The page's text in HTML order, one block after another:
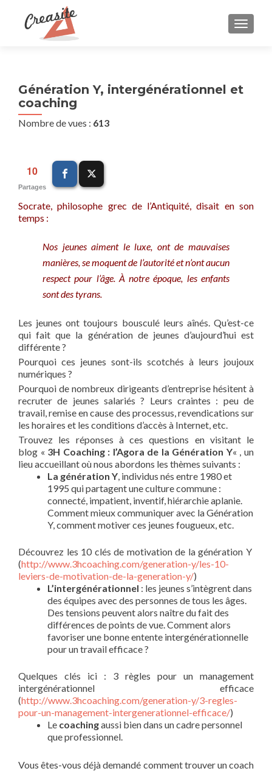
Génération Y, intergénérationnel et
coaching
Nombre de vues : 613
10
Partages
Socrate, philosophe grec de l’Antiquité, disait en son
temps :
Nos jeunes aiment le luxe, ont de mauvaises
manières, se moquent de l’autorité et n’ont aucun
respect pour l’âge. À notre époque, les enfants
sont des tyrans.
Les jeunes ont toujours bousculé leurs aînés. Qu’est-ce
qui fait que la génération de jeunes d’aujourd’hui est
différente ?
Pourquoi ces jeunes sont-ils scotchés à leurs joujoux
numériques ?
Pourquoi de nombreux dirigeants d’entreprise hésitent à
recruter de jeunes salariés ? Leurs craintes : peu de
travail, remise en cause des processus, revendications sur
les horaires et les conditions d’accès à Internet, etc.
Trouvez les réponses à ces questions en visitant le
blog « 3H Coaching : l’Agora de la Génération Y« , un
lieu accueillant où nous abordons les thèmes suivants :
La génération Y, individus nés entre 1980 et
1995 qui partagent une culture commune :
connecté, impatient, inventif, hiérarchie aplanie.
Comment mieux communiquer avec la Génération
Y, comment motiver ces jeunes fougueux, etc.
Découvrez les 10 clés de motivation de la génération Y
(http://www.3hcoaching.com/generation-y/les-10-
leviers-de-motivation-de-la-generation-y/)
L’intergénérationnel : les jeunes s’intègrent dans
des équipes avec des personnes de tous les âges.
Des tensions peuvent alors naître du fait des
différences de points de vue. Comment alors
favoriser une bonne entente intergénérationnelle
pour un travail efficace ?
Quelques clés ici : 3 règles pour un management
intergénérationnel efficace
(http://www.3hcoaching.com/generation-y/3-regles-
pour-un-management-intergenerationnel-efficace/)
Le coachingaussi bien dans un cadre personnel
que professionnel.
Vous êtes-vous déjà demandé comment trouver un coach